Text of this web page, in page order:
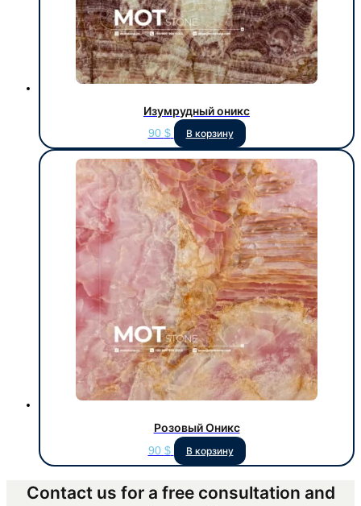
Изумрудный оникс
90 $ В корзину
Розовый Оникс
90 $ В корзину
Contact us for a free consultation and